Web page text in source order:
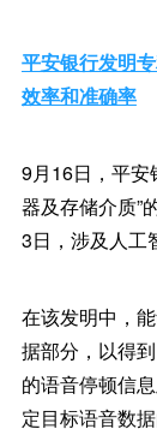
平安银行发明
效率和准确率
9月16日，平安
器及存储介质”
3日，涉及人工
在该发明中，
据部分，以得
的语音停顿信
定目标语音数